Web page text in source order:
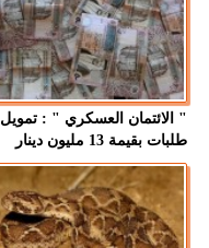
" الائتمان العسكري " : تمويل
طلبات بقيمة 13 مليون دينار